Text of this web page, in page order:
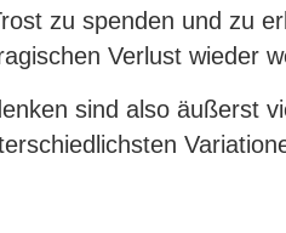
zu spenden und zu
Verlust wieder
sind also äußerst